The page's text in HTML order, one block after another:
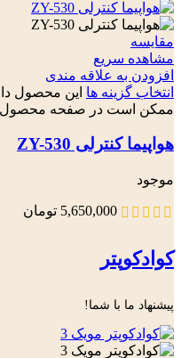
مقایسه
مشاهده سریع
افزودن به علاقه مندی
انتخاب گزینه ها این محصول
ممکن است در صفحه محصول
هواپیما کنترلی ZY-530
موجود
5,650,000 تومان
کوادکوپتر
پیشنهاد ما با شما!